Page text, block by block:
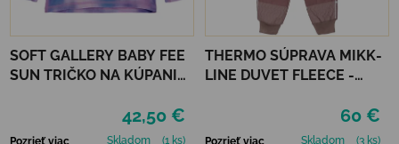
SOFT GALLERY BABY FEE
SUN TRIČKO NA KÚPANIE
42,50 €
Pozrieť viac Skladom
(1 ks)
THERMO SÚPRAVA MIKK-
LINE DUVET FLEECE -
60 €
Pozrieť viac Skladom
(3 ks)